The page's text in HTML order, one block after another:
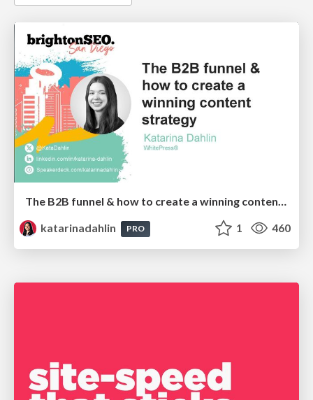
The B2B funnel & how to create a winning content strategy
katarinadahlin
PRO 1 460